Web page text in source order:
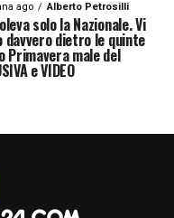
ago Alberto Petrosilli
solo la Nazionale. Vi
davvero dietro le quinte
Primavera male del
e VIDEO